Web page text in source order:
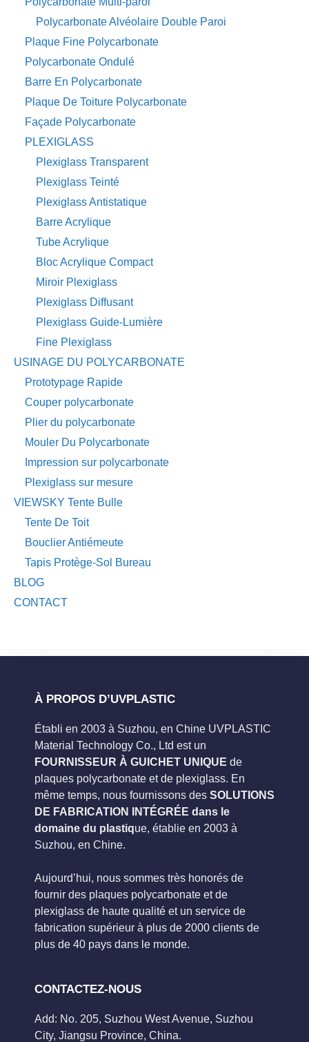
Polycarbonate Alvéolaire Double Paroi
Plaque Fine Polycarbonate
Polycarbonate Ondulé
Barre En Polycarbonate
Plaque De Toiture Polycarbonate
Façade Polycarbonate
PLEXIGLASS
Plexiglass Transparent
Plexiglass Teinté
Plexiglass Antistatique
Barre Acrylique
Tube Acrylique
Bloc Acrylique Compact
Miroir Plexiglass
Plexiglass Diffusant
Plexiglass Guide-Lumière
Fine Plexiglass
USINAGE DU POLYCARBONATE
Prototypage Rapide
Couper polycarbonate
Plier du polycarbonate
Mouler Du Polycarbonate
Impression sur polycarbonate
Plexiglass sur mesure
VIEWSKY Tente Bulle
Tente De Toit
Bouclier Antiémeute
Tapis Protège-Sol Bureau
BLOG
CONTACT
À PROPOS D’UVPLASTIC
Établi en 2003 à Suzhou, en Chine UVPLASTIC
Material Technology Co., Ltd est un
FOURNISSEUR À GUICHET UNIQUE de
plaques polycarbonate et de plexiglass. En
même temps, nous fournissons des SOLUTIONS
DE FABRICATION INTÉGRÉE dans le
domaine du plastique, établie en 2003 à
Suzhou, en Chine.
Aujourd’hui, nous sommes très honorés de
fournir des plaques polycarbonate et de
plexiglass de haute qualité et un service de
fabrication supérieur à plus de 2000 clients de
plus de 40 pays dans le monde.
CONTACTEZ-NOUS
Add: No. 205, Suzhou West Avenue, Suzhou
City, Jiangsu Province, China.